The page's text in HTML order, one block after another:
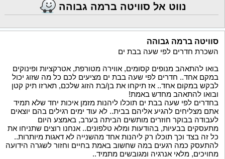
נווט אל סוויטה ברמה גבוהה
סוויטה ברמה גבוהה
השכרת חדרים לפי שעה בבת ים
בואו להתאהב מנופים קסומים, אווירה מטורפת, אטרקציות ופינוקים
במקם אחד.. חדרים לפי שעה בבת ים מציעים לכם כל מה שזוג יכול
לבקש במקום אחד.. אז תיקחו את בן/בת הזוג שלכם, תארזו תיק קטן
ובואו להתאהב מחדש באמת!
בחדרים לפי שעה בבת ים תוכלו ליהנות מזמן איכות יחד שלא תמיד
אתם מצליחים להגיע אליהם בבית.. לא עוד ימים רגילים בהם יוצאים
לעבודה בבוקר חוזרים מותשים הביתה בערב, באמצע היום
מתעסקים בבעיות, בהודעות ומלא טלפונים.. אנחנו רוצים שתניחו את
כל זה בצד וכך תוכלו רק ליהנות אחד מהשנייה לא דאגות מיותרות..
להתעסק כמה רגעים במה שחשוב באמת בחיים וחזור לשגרה הידועה
מחויכים, מלאי אנרגיה ומגובשים מתמיד..